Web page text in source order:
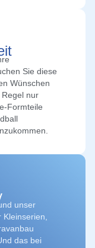
Sie diese
Wünschen
nur
Formteile
unser
Kleinserien,
das bei